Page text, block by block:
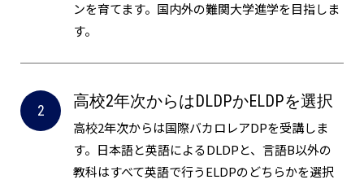
ンを育てます。国内外の難関大学進学を目指しま
す。
高校2年次からはDLDPかELDPを選択
高校2年次からは国際バカロレアDPを受講しま
す。日本語と英語によるDLDPと、言語B以外の
教科はすべて英語で行うELDPのどちらかを選択